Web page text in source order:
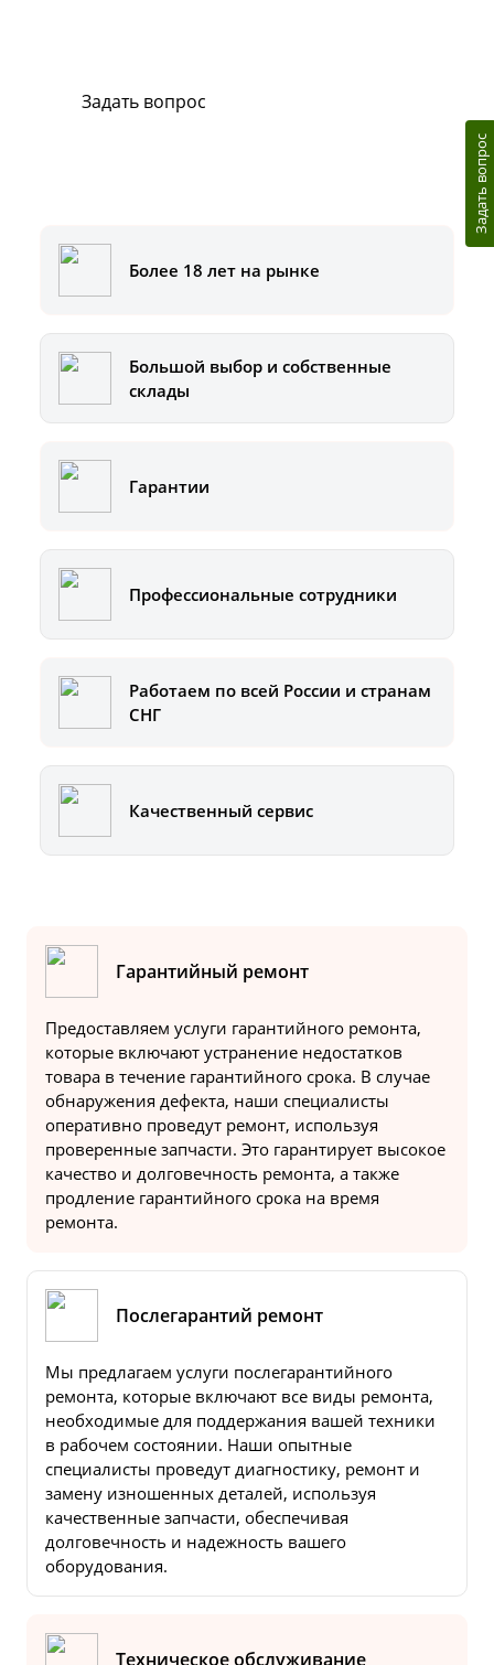
Задать вопрос
Более 18 лет на рынке
Большой выбор и собственные
склады
Гарантии
Профессиональные сотрудники
Работаем по всей России и странам
СНГ
Качественный сервис
Гарантийный ремонт
Предоставляем услуги гарантийного ремонта,
которые включают устранение недостатков
товара в течение гарантийного срока. В случае
обнаружения дефекта, наши специалисты
оперативно проведут ремонт, используя
проверенные запчасти. Это гарантирует высокое
качество и долговечность ремонта, а также
продление гарантийного срока на время
ремонта.
Послегарантий ремонт
Мы предлагаем услуги послегарантийного
ремонта, которые включают все виды ремонта,
необходимые для поддержания вашей техники
в рабочем состоянии. Наши опытные
специалисты проведут диагностику, ремонт и
замену изношенных деталей, используя
качественные запчасти, обеспечивая
долговечность и надежность вашего
оборудования.
Техническое обслуживание
Задать вопрос